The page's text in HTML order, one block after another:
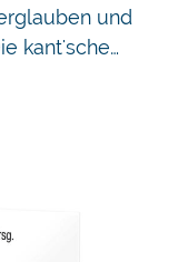
und
kant'sche…